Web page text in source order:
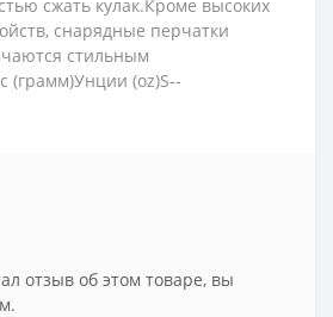
сжать кулак.Кроме высоких
снарядные перчатки
стильным
(грамм)Унции (oz)S--
отзыв об этом товаре, вы